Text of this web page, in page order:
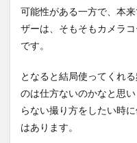
可能性がある一方で、本
ザーは、そもそもカメラ
です。
となると結局使ってくれ
のは仕方ないのかなと思
らない撮り方をしたい時
はあります。